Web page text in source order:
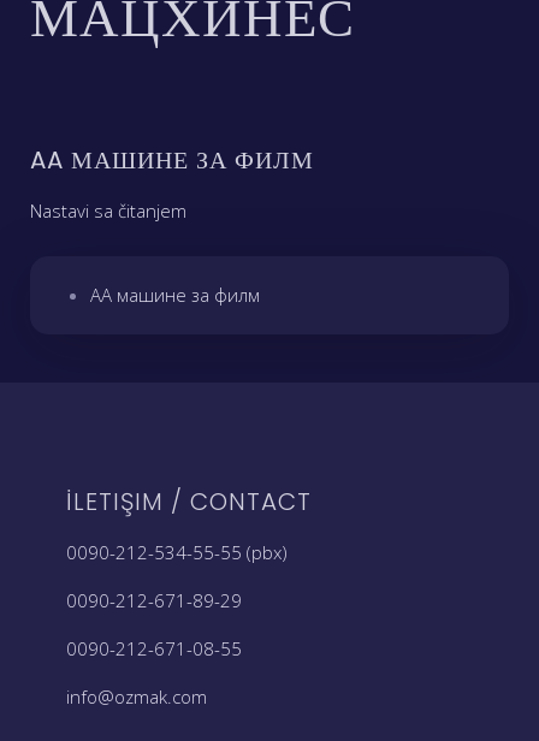
МАЦХИНЕС
AA МАШИНЕ ЗА ФИЛМ
Nastavi sa čitanjem
AA машине за филм
İLETIŞIM / CONTACT
0090-212-534-55-55 (pbx)
0090-212-671-89-29
0090-212-671-08-55
info@ozmak.com